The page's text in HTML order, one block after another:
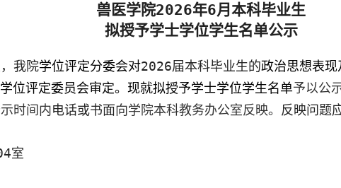
兽医学院2026年6月本科毕业生
拟授予学士学位学生名单公示
我院学位评定分委会对2026届本科毕业生的政治思想表
位评定委员会审定。现就拟授予学士学位学生名单予以公
时间内电话或书面向学院本科教务办公室反映。 反映问题
室